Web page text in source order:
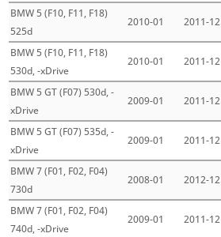
BMW 5 (F10, F11, F18)
525d
2010-01 2011-12
BMW 5 (F10, F11, F18)
530d, -xDrive
2010-01 2011-12
BMW 5 GT (F07) 530d, -
xDrive
2009-01 2011-12
BMW 5 GT (F07) 535d, -
xDrive
2009-01 2011-12
BMW 7 (F01, F02, F04)
730d
2008-01 2012-12
BMW 7 (F01, F02, F04)
740d, -xDrive
2009-01 2011-12